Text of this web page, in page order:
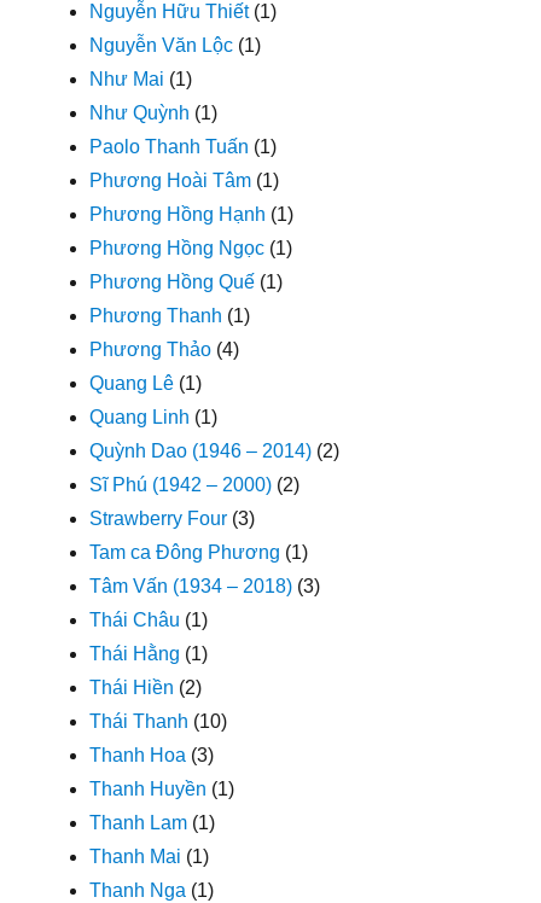
Nguyễn Hữu Thiết(1)
Nguyễn Văn Lộc (1)
Như Mai (1)
Như Quỳnh (1)
Paolo Thanh Tuấn (1)
Phương Hoài Tâm (1)
Phương Hồng Hạnh (1)
Phương Hồng Ngọc (1)
Phương Hồng Quế (1)
Phương Thanh (1)
Phương Thảo (4)
Quang Lê (1)
Quang Linh (1)
Quỳnh Dao (1946 – 2014) (2)
Sĩ Phú (1942 – 2000) (2)
Strawberry Four (3)
Tam ca Đông Phương (1)
Tâm Vấn (1934 – 2018) (3)
Thái Châu (1)
Thái Hằng (1)
Thái Hiền (2)
Thái Thanh (10)
Thanh Hoa (3)
Thanh Huyền (1)
Thanh Lam (1)
Thanh Mai (1)
Thanh Nga (1)